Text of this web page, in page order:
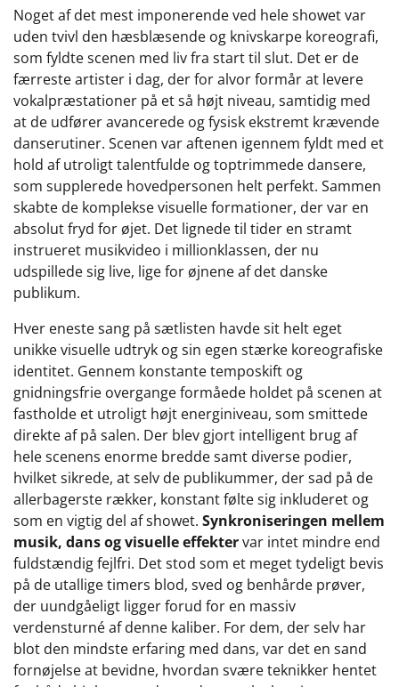
Noget af det mest imponerende ved hele showet var
uden tvivl den hæsblæsende og knivskarpe koreografi,
som fyldte scenen med liv fra start til slut. Det er de
færreste artister i dag, der for alvor formår at levere
vokalpræstationer på et så højt niveau, samtidig med
at de udfører avancerede og fysisk ekstremt krævende
danserutiner. Scenen var aftenen igennem fyldt med et
hold af utroligt talentfulde og toptrimmede dansere,
som supplerede hovedpersonen helt perfekt. Sammen
skabte de komplekse visuelle formationer, der var en
absolut fryd for øjet. Det lignede til tider en stramt
instrueret musikvideo i millionklassen, der nu
udspillede sig live, lige for øjnene af det danske
publikum.
Hver eneste sang på sætlisten havde sit helt eget
unikke visuelle udtryk og sin egen stærke koreografiske
identitet. Gennem konstante temposkift og
gnidningsfrie overgange formåede holdet på scenen at
fastholde et utroligt højt energiniveau, som smittede
direkte af på salen. Der blev gjort intelligent brug af
hele scenens enorme bredde samt diverse podier,
hvilket sikrede, at selv de publikummer, der sad på de
allerbagerste rækker, konstant følte sig inkluderet og
som en vigtig del af showet. Synkroniseringen mellem
musik, dans og visuelle effektervar intet mindre end
fuldstændig fejlfri. Det stod som et meget tydeligt bevis
på de utallige timers blod, sved og benhårde prøver,
der uundgåeligt ligger forud for en massiv
verdensturné af denne kaliber. For dem, der selv har
blot den mindste erfaring med dans, var det en sand
fornøjelse at bevidne, hvordan svære teknikker hentet